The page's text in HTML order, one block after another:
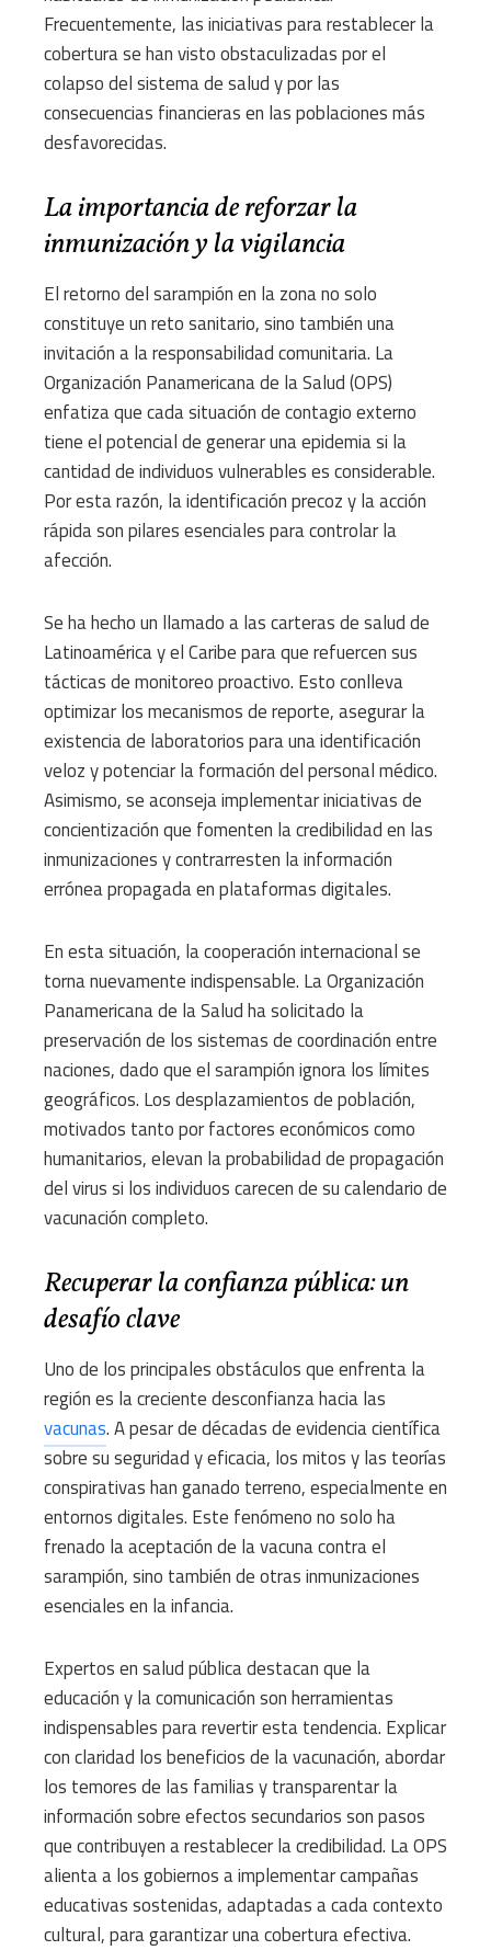
Frecuentemente, las iniciativas para restablecer la
cobertura se han visto obstaculizadas por el
colapso del sistema de salud y por las
consecuencias financieras en las poblaciones más
desfavorecidas.
La importancia de reforzar la
inmunización y la vigilancia
El retorno del sarampión en la zona no solo
constituye un reto sanitario, sino también una
invitación a la responsabilidad comunitaria. La
Organización Panamericana de la Salud (OPS)
enfatiza que cada situación de contagio externo
tiene el potencial de generar una epidemia si la
cantidad de individuos vulnerables es considerable.
Por esta razón, la identificación precoz y la acción
rápida son pilares esenciales para controlar la
afección.
Se ha hecho un llamado a las carteras de salud de
Latinoamérica y el Caribe para que refuercen sus
tácticas de monitoreo proactivo. Esto conlleva
optimizar los mecanismos de reporte, asegurar la
existencia de laboratorios para una identificación
veloz y potenciar la formación del personal médico.
Asimismo, se aconseja implementar iniciativas de
concientización que fomenten la credibilidad en las
inmunizaciones y contrarresten la información
errónea propagada en plataformas digitales.
En esta situación, la cooperación internacional se
torna nuevamente indispensable. La Organización
Panamericana de la Salud ha solicitado la
preservación de los sistemas de coordinación entre
naciones, dado que el sarampión ignora los límites
geográficos. Los desplazamientos de población,
motivados tanto por factores económicos como
humanitarios, elevan la probabilidad de propagación
del virus si los individuos carecen de su calendario de
vacunación completo.
Recuperar la confianza pública: un
desafío clave
Uno de los principales obstáculos que enfrenta la
región es la creciente desconfianza hacia las
vacunas. A pesar de décadas de evidencia científica
sobre su seguridad y eficacia, los mitos y las teorías
conspirativas han ganado terreno, especialmente en
entornos digitales. Este fenómeno no solo ha
frenado la aceptación de la vacuna contra el
sarampión, sino también de otras inmunizaciones
esenciales en la infancia.
Expertos en salud pública destacan que la
educación y la comunicación son herramientas
indispensables para revertir esta tendencia. Explicar
con claridad los beneficios de la vacunación, abordar
los temores de las familias y transparentar la
información sobre efectos secundarios son pasos
que contribuyen a restablecer la credibilidad. La OPS
alienta a los gobiernos a implementar campañas
educativas sostenidas, adaptadas a cada contexto
cultural, para garantizar una cobertura efectiva.